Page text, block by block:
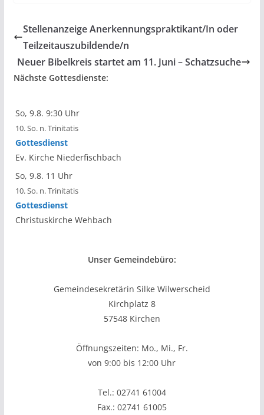
Stellenanzeige Anerkennungspraktikant/In oder
Teilzeitauszubildende/n
Neuer Bibelkreis startet am 11. Juni – Schatzsuche
Nächste Gottesdienste:
So, 9.8. 9:30 Uhr
10. So. n. Trinitatis
Gottesdienst
Ev. Kirche Niederfischbach
So, 9.8. 11 Uhr
10. So. n. Trinitatis
Gottesdienst
Christuskirche Wehbach
Unser Gemeindebüro:
Gemeindesekretärin Silke Wilwerscheid
Kirchplatz 8
57548 Kirchen
Öffnungszeiten: Mo., Mi., Fr.
von 9:00 bis 12:00 Uhr
Tel.: 02741 61004
Fax.: 02741 61005